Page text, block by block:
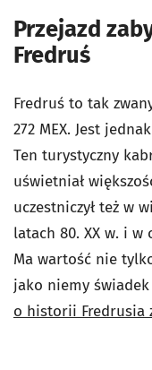
Przejazd
Fredruś
Fredruś to tak
272 MEX. Jest
Ten turystyczny
uświetniał
uczestniczył też w
latach 80. XX w. i
Ma wartość nie
jako niemy
o historii Fredrusia